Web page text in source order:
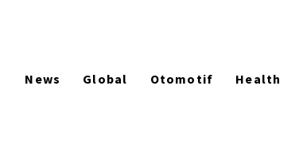
News Global Otomotif Health